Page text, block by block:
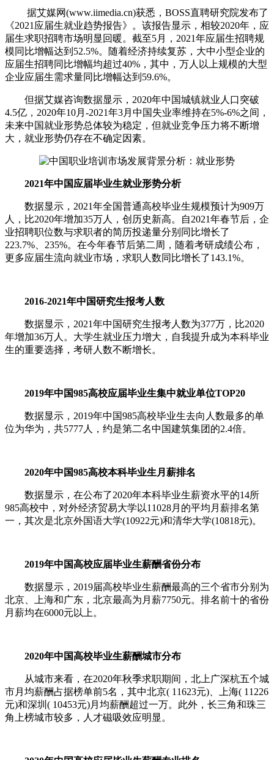
据艾媒网(www.iimedia.cn)获悉，BOSS直聘研究院发布了
《2021应届生就业趋势报告》。该报告显示，相较2020年，应
届生求职招聘市场明显回暖。截至5月，2021年应届生招聘规
模同比增幅达到52.5%。随着经济持续复苏，大中小型企业的
应届生招聘同比增幅均超过40%，其中，万人以上规模的大型
企业应届生需求量同比增幅达到59.6%。
但据艾媒咨询数据显示，2020年中国城镇就业人口突破
4.5亿，2020年10月-2021年3月中国失业率维持在5%-6%之间，
未来中国就业形势总体较为稳定，但就业竞争压力将不断增
大，就业形势仍存在不确定因素。
2021年中国应届毕业生就业形势分析
数据显示，2021年全国普通高校毕业生规模预计为909万
人，比2020年增加35万人，创历史新高。自2021年春节后，企
业招聘职位数与求职者的简历投递量分别同比增长了
223.7%、235%。在今年春节后第二周，随着考研成绩公布，
更多应届生流向就业市场，求职人数同比增长了143.1%。
2016-2021年中国研究生报考人数
数据显示，2021年中国研究生报考人数为377万，比2020
年增加36万人。大学生就业压力增大，自我提升成为本科毕业
生的重要选择，考研人数不断增长。
2019年中国985高校应届毕业生集中就业单位TOP20
数据显示，2019年中国985高校毕业生去向人数最多的单
位为华为，共5777人，约是第二名中国建筑集团的2.4倍。
2020年中国985高校本科毕业生月薪排名
数据显示，在公布了2020年本科毕业生薪资水平的14所
985高校中，对外经济贸易大学以11028月的平均月薪排名第
一，其次是北京外国语大学(10922元)和清华大学(10818元)。
2019年中国高校应届毕业生薪酬省份分布
数据显示，2019届高校毕业生薪酬最高的三个省市分别为
北京、上海和广东，北京最高为月薪7750元。排名前十的省份
月薪均在6000元以上。
2020年中国高校毕业生薪酬城市分布
从城市来看，在2020年秋季求职期间，北上广深杭五个城
市月均薪酬占据榜单前5名，其中北京( 11623元)、上海( 11226
元)和深圳( 10453元)月均薪酬超过一万。此外，长三角和珠三
角上榜城市较多，人才磁吸效应明显。